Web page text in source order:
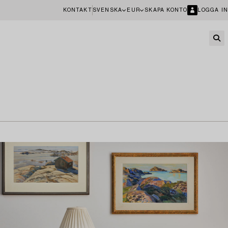
KONTAKT SVENSKA EUR SKAPA KONTO LOGGA IN